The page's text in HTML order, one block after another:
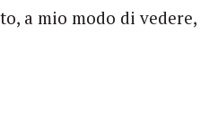
a mio modo di vedere,